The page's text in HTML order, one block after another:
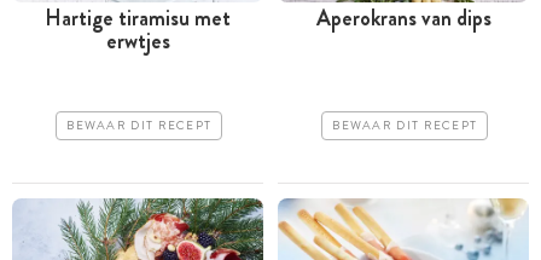
Hartige tiramisu met
erwtjes
BEWAAR DIT RECEPT
Aperokrans van dips
BEWAAR DIT RECEPT